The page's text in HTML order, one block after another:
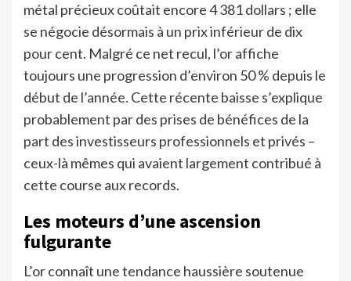
métal précieux coûtait encore 4 381 dollars ; elle
se négocie désormais à un prix inférieur de dix
pour cent. Malgré ce net recul, l’or affiche
toujours une progression d’environ 50 % depuis le
début de l’année. Cette récente baisse s’explique
probablement par des prises de bénéfices de la
part des investisseurs professionnels et privés –
ceux-là mêmes qui avaient largement contribué à
cette course aux records.
Les moteurs d’une ascension
fulgurante
L’or connaît une tendance haussière soutenue